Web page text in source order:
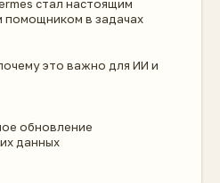
стал настоящим
помощником в задачах
это важно для ИИ и
обновление
данных